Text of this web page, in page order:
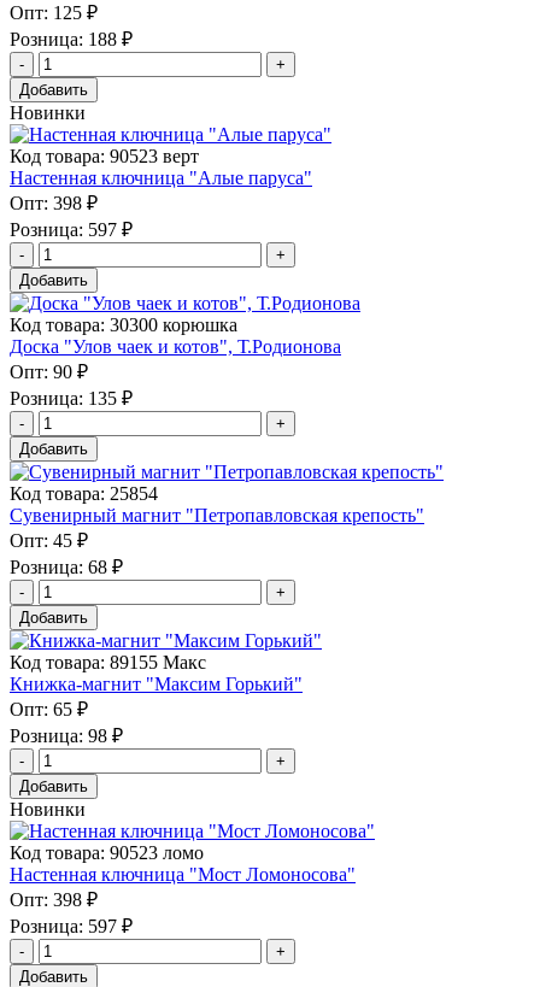
Опт: 125 ₽
Розница: 188 ₽
Добавить
Новинки
Код товара: 90523 верт
Настенная ключница "Алые паруса"
Опт: 398 ₽
Розница: 597 ₽
Добавить
Код товара: 30300 корюшка
Доска "Улов чаек и котов", Т.Родионова
Опт: 90 ₽
Розница: 135 ₽
Добавить
Код товара: 25854
Сувенирный магнит "Петропавловская крепость"
Опт: 45 ₽
Розница: 68 ₽
Добавить
Код товара: 89155 Макс
Книжка-магнит "Максим Горький"
Опт: 65 ₽
Розница: 98 ₽
Добавить
Новинки
Код товара: 90523 ломо
Настенная ключница "Мост Ломоносова"
Опт: 398 ₽
Розница: 597 ₽
Добавить